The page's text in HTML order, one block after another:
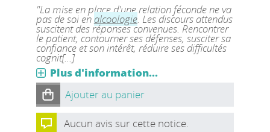
"La mise en place d'une relation féconde ne va
pas de soi en alcoologie. Les discours attendus
suscitent des réponses convenues. Rencontrer
le patient, contourner ses défenses, susciter sa
confiance et son intérêt, réduire ses difficultés
cognit[...]
Plus d'information...
Ajouter au panier
Aucun avis sur cette notice.